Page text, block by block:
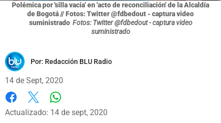
Polémica por 'silla vacía' en 'acto de reconciliación' de la Alcaldía
de Bogotá // Fotos: Twitter @fdbedout - captura video
suministrado Fotos: Twitter @fdbedout - captura video
suministrado
Por: Redacción BLU Radio
14 de Sept, 2020
Facebook
X
Actualizado: 14 de sept, 2020